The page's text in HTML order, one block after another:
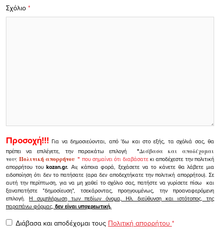
Σχόλιο *
Προσοχή!!! Για να δημοσιεύονται, από 'δω και στο εξής, τα σχόλιά σας, θα
πρέπει να επιλέγετε, την παρακάτω επιλογή
"Διάβασα και αποδέχομαι
τουςΠολιτική απορρήτου" που σημαίνει ότι διαβάσατεκι αποδέχεστε την πολιτική
απορρήτου τουkozan.gr. Αν, κάποια φορά, ξεχάσετε να το κάνετε θα λάβετε μια
ειδοποίηση ότι δεν το πατήσατε (αρα δεν αποδεχτήκατε την πολιτική απορρήτου). Σε
αυτή την περίπτωση, για να μη χαθεί το σχόλιο σας, πατήστε να γυρίσετε πίσω και
ξαναπατήστε "δημοσίευση", τσεκάροντας, προηγουμένως, την προαναφερόμενη
επιλογή.Η συμπλήρωση των πεδίων όνομα, Ηλ. διεύθυνση και ιστότοπος, της
παραπάνω φόρμας, δεν είναι υποχρεωτική.
Διάβασα και αποδέχομαι τους Πολιτική απορρήτου *